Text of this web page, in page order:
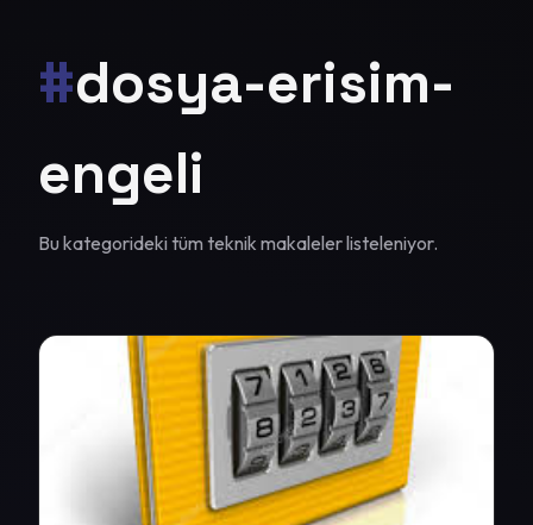
#dosya-erisim-
engeli
Bu kategorideki tüm teknik makaleler listeleniyor.